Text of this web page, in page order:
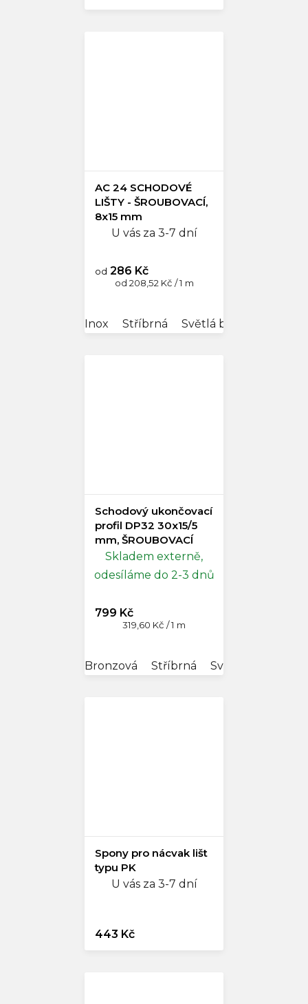
AC 24 SCHODOVÉ
LIŠTY - ŠROUBOVACÍ,
8x15 mm
U vás za 3-7 dní
od 286 Kč
Měrná
od 208,52 Kč / 1 m
Inox Stříbrná Světlá bronz
Schodový ukončovací
profil DP32 30x15/5
mm, ŠROUBOVACÍ
Skladem externě,
odesíláme do 2-3 dnů
799 Kč
Měrná
319,60 Kč / 1 m
Bronzová Stříbrná Světlá bronz
Spony pro nácvak lišt
typu PK
U vás za 3-7 dní
443 Kč